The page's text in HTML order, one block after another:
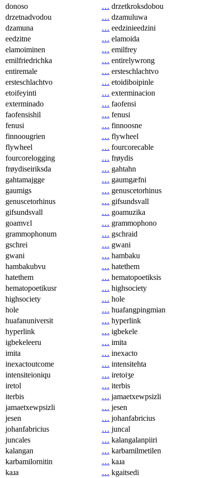
donoso
… drzetkroksdobou
drzetnadvodou
… dzamuluwa
dzamuna
… eedzinieedzini
eedzitne
… elamoida
elamoiminen
… emilfrey
emilfriedrichka
… entirelywrong
entiremale
… ersteschlachtvo
ersteschlachtvo
… etoidiboipinle
etoifeyinti
… exterminacion
exterminado
… faofensi
faofensishil
… fenusi
fenusi
… finnoosne
finnoougrien
… flywheel
flywheel
… fourcorecable
fourcorelogging
… frøydis
frøydiseiriksda
… gahtahn
gahtamajgge
… gaumgæfni
gaumigs
… genuscetorhinus
genuscetorhinus
… gifsundsvall
gifsundsvall
… goamuzika
goamvɛl
… grammophono
grammophonum
… gschraid
gschrei
… gwani
gwani
… hambaku
hambakubvu
… hatethem
hatethem
… hematopoetiksis
hematopoetikusr
… highsociety
highsociety
… hole
hole
… huafangpingmian
huafanuniversit
… hyperlink
hyperlink
… igbekele
igbekeleeru
… imita
imita
… inexacto
inexactoutcome
… intensitehta
intensiteioniqu
… iretoiʒe
iretol
… iterbis
iterbis
… jamaetxewpsizli
jamaetxewpsizli
… jesen
jesen
… johanfabricius
johanfabricius
… juncal
juncales
… kalangalanpiiri
kalangan
… karbamilmetilen
karbamilornitin
… kaɹa
kaɹa
… kgaitsedi